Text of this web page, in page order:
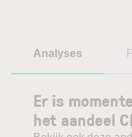
Analyses
Er is
het aandeel